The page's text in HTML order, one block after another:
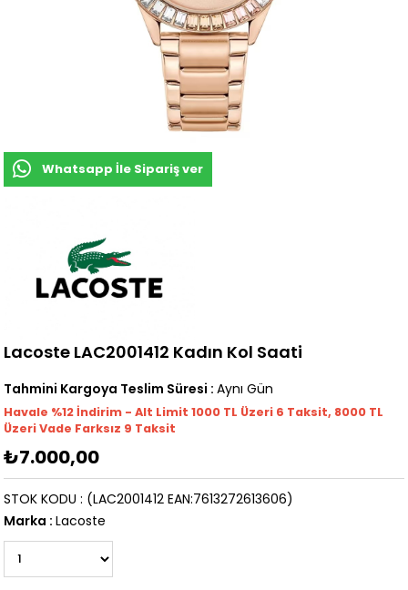
Whatsapp İle Sipariş ver
Lacoste LAC2001412 Kadın Kol Saati
Tahmini Kargoya Teslim Süresi : Aynı Gün
Havale %12 İndirim - Alt Limit 1000 TL Üzeri 6 Taksit, 8000 TL
Üzeri Vade Farksız 9 Taksit
₺7.000,00
(LAC2001412 EAN:7613272613606)
STOK KODU
Marka : Lacoste